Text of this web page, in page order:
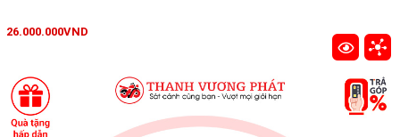
26.000.000VND